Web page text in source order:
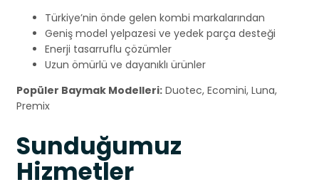
Türkiye’nin önde gelen kombi markalarından
Geniş model yelpazesi ve yedek parça desteği
Enerji tasarruflu çözümler
Uzun ömürlü ve dayanıklı ürünler
Popüler Baymak Modelleri: Duotec, Ecomini, Luna,
Premix
Sunduğumuz
Hizmetler